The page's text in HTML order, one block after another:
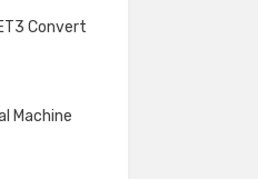
Convert
Machine